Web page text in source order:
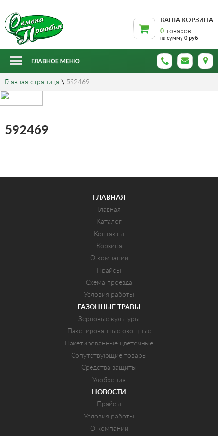
ВАША КОРЗИНА
0 товаров
на сумму 0 руб
Главная страница \ 592469
592469
ГЛАВНАЯ
Главная
Каталог
Контакты
Корзина
О компании
Прайсы
Схема проезда
Условия работы
ГАЗОННЫЕ ТРАВЫ
Зерновые культуры
Пакетированные овощные
Пакетированные цветочные
Сопутствующие товары
Средства защиты
Удобрения
НОВОСТИ
Прайсы
Условия работы
О компании